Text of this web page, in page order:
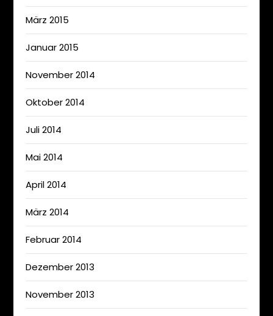
März 2015
Januar 2015
November 2014
Oktober 2014
Juli 2014
Mai 2014
April 2014
März 2014
Februar 2014
Dezember 2013
November 2013